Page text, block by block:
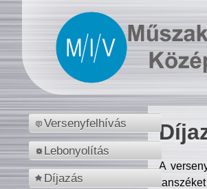
Versenyfelhívás
Lebonyolítás
Díjazás
A